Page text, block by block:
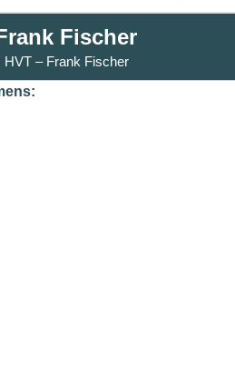
Fischer
HVT – Frank Fischer